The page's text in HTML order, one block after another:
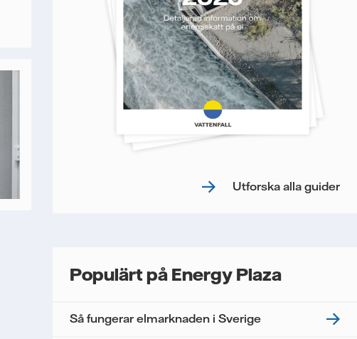
Utforska alla guider
Populärt på Energy Plaza
Så fungerar elmarknaden i Sverige